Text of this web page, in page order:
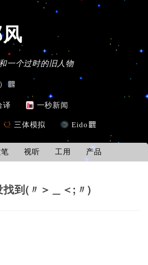
一个过时的旧人物
译 一秒新闻
三体模拟 Eido
视听 工用 产品
到(〃＞＿＜;〃)